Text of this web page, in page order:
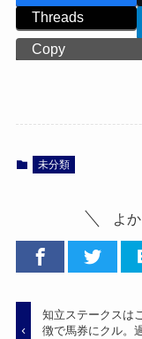
Threads
Copy
未分類
よ
知立ステークスは
徴で馬券にクル。